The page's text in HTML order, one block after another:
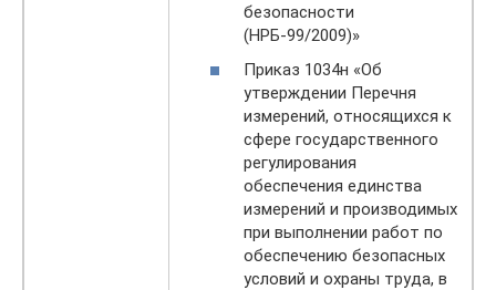
безопасности
(НРБ-99/2009)»
Приказ 1034н «Об
утверждении Перечня
измерений, относящихся к
сфере государственного
регулирования
обеспечения единства
измерений и производимых
при выполнении работ по
обеспечению безопасных
условий и охраны труда, в